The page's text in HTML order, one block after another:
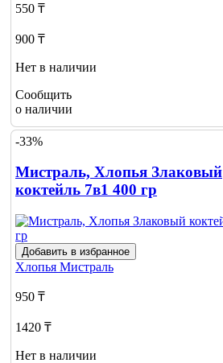
550 ₸
900 ₸
Нет в наличии
Сообщить
о наличии
-33%
Мистраль, Хлопья Злаковый
коктейль 7в1 400 гр
Добавить в избранное
Хлопья Мистраль
950 ₸
1420 ₸
Нет в наличии